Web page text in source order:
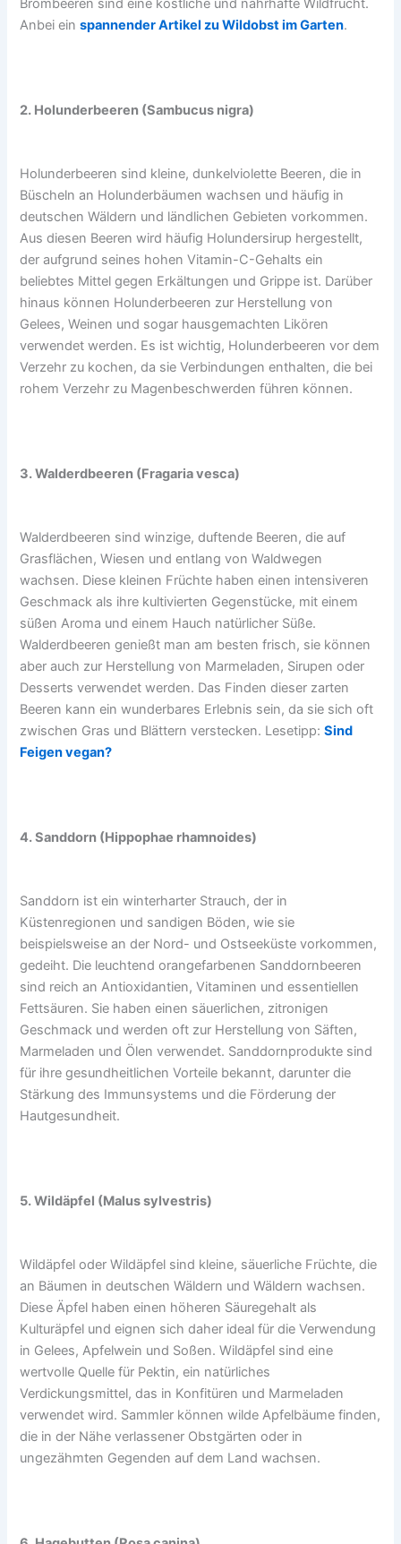
Brombeeren sind eine köstliche und nahrhafte Wildfrucht.
Anbei einspannender Artikel zu Wildobst im Garten.
2. Holunderbeeren (Sambucus nigra)
Holunderbeeren sind kleine, dunkelviolette Beeren, die in
Büscheln an Holunderbäumen wachsen und häufig in
deutschen Wäldern und ländlichen Gebieten vorkommen.
Aus diesen Beeren wird häufig Holundersirup hergestellt,
der aufgrund seines hohen Vitamin-C-Gehalts ein
beliebtes Mittel gegen Erkältungen und Grippe ist. Darüber
hinaus können Holunderbeeren zur Herstellung von
Gelees, Weinen und sogar hausgemachten Likören
verwendet werden. Es ist wichtig, Holunderbeeren vor dem
Verzehr zu kochen, da sie Verbindungen enthalten, die bei
rohem Verzehr zu Magenbeschwerden führen können.
3. Walderdbeeren (Fragaria vesca)
Walderdbeeren sind winzige, duftende Beeren, die auf
Grasflächen, Wiesen und entlang von Waldwegen
wachsen. Diese kleinen Früchte haben einen intensiveren
Geschmack als ihre kultivierten Gegenstücke, mit einem
süßen Aroma und einem Hauch natürlicher Süße.
Walderdbeeren genießt man am besten frisch, sie können
aber auch zur Herstellung von Marmeladen, Sirupen oder
Desserts verwendet werden. Das Finden dieser zarten
Beeren kann ein wunderbares Erlebnis sein, da sie sich oft
zwischen Gras und Blättern verstecken. Lesetipp:Sind
Feigen vegan?
4. Sanddorn (Hippophae rhamnoides)
Sanddorn ist ein winterharter Strauch, der in
Küstenregionen und sandigen Böden, wie sie
beispielsweise an der Nord- und Ostseeküste vorkommen,
gedeiht. Die leuchtend orangefarbenen Sanddornbeeren
sind reich an Antioxidantien, Vitaminen und essentiellen
Fettsäuren. Sie haben einen säuerlichen, zitronigen
Geschmack und werden oft zur Herstellung von Säften,
Marmeladen und Ölen verwendet. Sanddornprodukte sind
für ihre gesundheitlichen Vorteile bekannt, darunter die
Stärkung des Immunsystems und die Förderung der
Hautgesundheit.
5. Wildäpfel (Malus sylvestris)
Wildäpfel oder Wildäpfel sind kleine, säuerliche Früchte, die
an Bäumen in deutschen Wäldern und Wäldern wachsen.
Diese Äpfel haben einen höheren Säuregehalt als
Kulturäpfel und eignen sich daher ideal für die Verwendung
in Gelees, Apfelwein und Soßen. Wildäpfel sind eine
wertvolle Quelle für Pektin, ein natürliches
Verdickungsmittel, das in Konfitüren und Marmeladen
verwendet wird. Sammler können wilde Apfelbäume finden,
die in der Nähe verlassener Obstgärten oder in
ungezähmten Gegenden auf dem Land wachsen.